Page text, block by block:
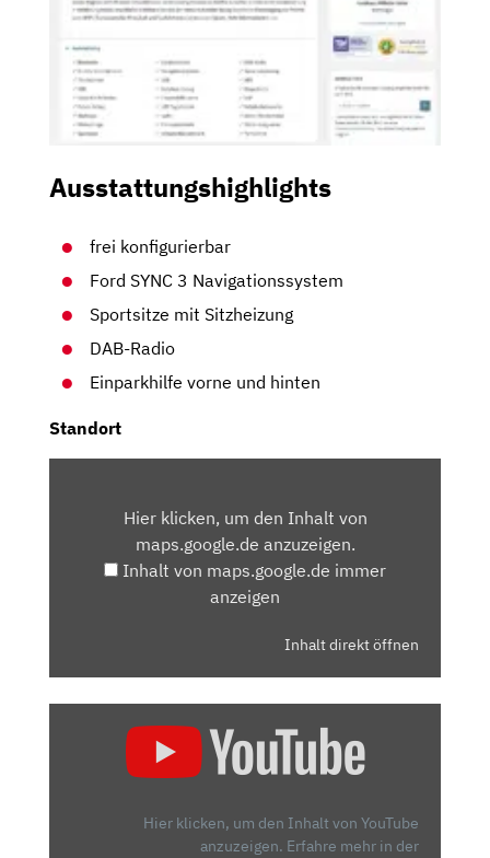
Ausstattungshighlights
frei konfigurierbar
Ford SYNC 3 Navigationssystem
Sportsitze mit Sitzheizung
DAB-Radio
Einparkhilfe vorne und hinten
Standort
MAPS.GOOGLE.DEHier klicken, um den Inhalt von
maps.google.de anzuzeigen.
Inhalt von maps.google.de immer
anzeigen
Inhalt direkt öffnen
Hier klicken, um den Inhalt von YouTube
anzuzeigen. Erfahre mehr in der